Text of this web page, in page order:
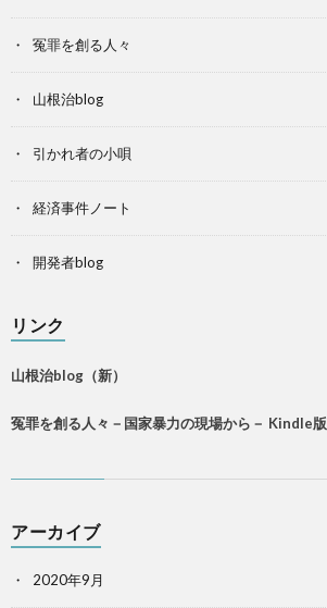
冤罪を創る人々
山根治blog
引かれ者の小唄
経済事件ノート
開発者blog
リンク
山根治blog（新）
冤罪を創る人々－国家暴力の現場から－ Kindle版
アーカイブ
2020年9月